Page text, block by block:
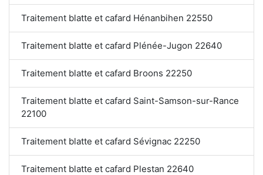
Traitement blatte et cafard Hénanbihen 22550
Traitement blatte et cafard Plénée-Jugon 22640
Traitement blatte et cafard Broons 22250
Traitement blatte et cafard Saint-Samson-sur-Rance
22100
Traitement blatte et cafard Sévignac 22250
Traitement blatte et cafard Plestan 22640